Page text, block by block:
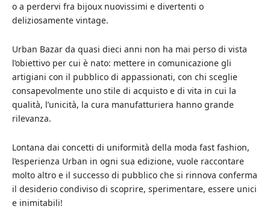
o a perdervi fra bijoux nuovissimi e divertenti o
deliziosamente vintage.
Urban Bazar da quasi dieci anni non ha mai perso di vista
l’obiettivo per cui è nato: mettere in comunicazione gli
artigiani con il pubblico di appassionati, con chi sceglie
consapevolmente uno stile di acquisto e di vita in cui la
qualità, l’unicità, la cura manufatturiera hanno grande
rilevanza.
Lontana dai concetti di uniformità della moda fast fashion,
l’esperienza Urban in ogni sua edizione, vuole raccontare
molto altro e il successo di pubblico che si rinnova conferma
il desiderio condiviso di scoprire, sperimentare, essere unici
e inimitabili!